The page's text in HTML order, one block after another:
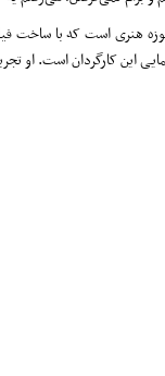
هنری است که با ساخت
این کارگردان است. او